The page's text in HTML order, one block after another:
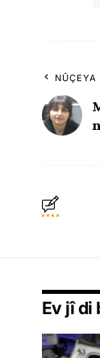
NÛÇEYA
Ev jî di